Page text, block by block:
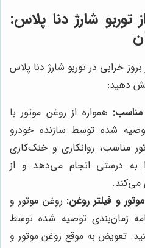
شارژ دنا پلاس:
خرابی در توربو شارژ دنا پلاس
دهید:
مناسب: همواره از روغن موتور با
شده توسط سازنده خودرو
مناسب، روانکاری و خنک‌کاری
به درستی انجام می‌دهد و از
می‌کند.
و فیلتر روغن: روغن موتور و
زمان‌بندی توصیه شده توسط
تعویض به موقع روغن موتور و